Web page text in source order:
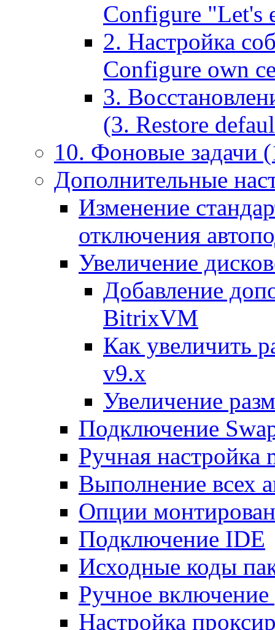
Configure "Let's
2. Настройка
Configure own
3.
(3. Restore
10. Фоновые задачи
Дополнительные
Изменение
отключения
Увеличение
Добавление
BitrixVM
Как увеличить
v9.x
Увеличение
Подключение
Ручная настройка
Выполнение всех
Опции
Подключение IDE
Исходные коды
Ручное
Настройка